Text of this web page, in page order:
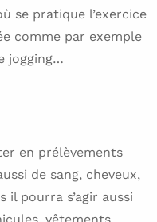
se pratique l’exercice
comme par exemple
jogging…
en prélèvements
de sang, cheveux,
il pourra s’agir aussi